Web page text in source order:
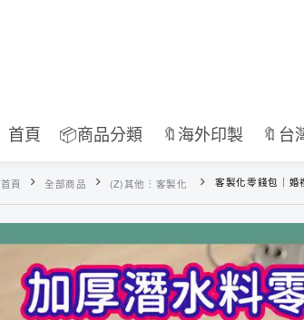
首頁 📦商品分類 🔖海外印製 🔖台
首頁 全部商品 (Z)其他︙客製化 客製化零錢包｜婚